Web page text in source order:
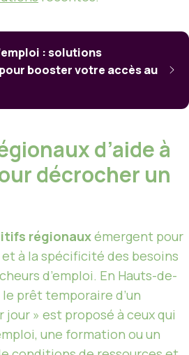
: solutions
booster votre accès au
d’aide à
décrocher un
régionauxémergent pour
et à la spécificité des besoins
d’emploi. En Hauts-de-
prêt temporaire d’un
jour » est proposé à ceux qui
une formation ou un